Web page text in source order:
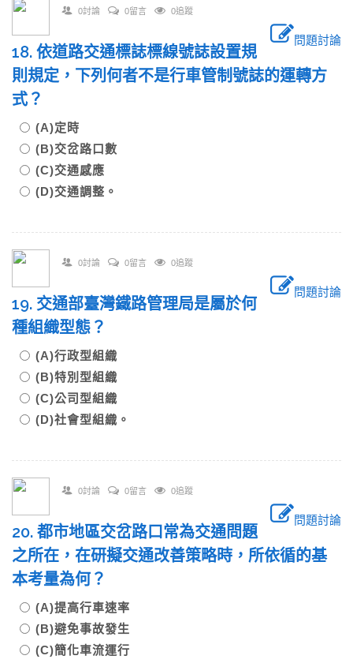
0討論 0留言 0追蹤
問題討論
18. 依道路交通標誌標線號誌設置規
則規定，下列何者不是行車管制號誌的運轉方
式？
(A)定時
(B)交岔路口數
(C)交通感應
(D)交通調整。
0討論 0留言 0追蹤
問題討論
19. 交通部臺灣鐵路管理局是屬於何
種組織型態？
(A)行政型組織
(B)特別型組織
(C)公司型組織
(D)社會型組織。
0討論 0留言 0追蹤
問題討論
20. 都市地區交岔路口常為交通問題
之所在，在研擬交通改善策略時，所依循的基
本考量為何？
(A)提高行車速率
(B)避免事故發生
(C)簡化車流運行